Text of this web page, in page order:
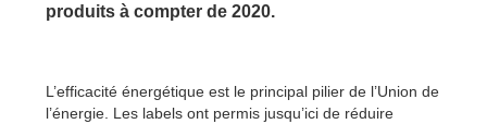
produits à compter de 2020.
L’efficacité énergétique est le principal pilier de l’Union de
l’énergie. Les labels ont permis jusqu’ici de réduire